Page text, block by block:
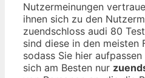
Nutzermeinungen
ihnen sich zu den
zuendschloss audi 80
sind diese in den meisten
sodass Sie hier
sich am Besten nur